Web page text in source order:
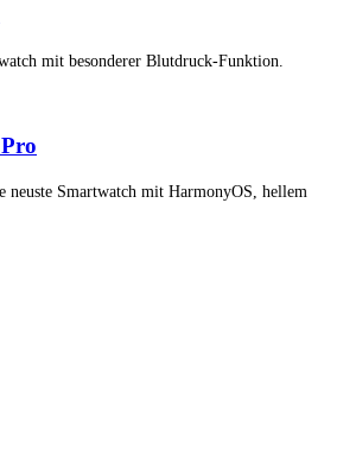
mit besonderer Blutdruck-Funktion.
neuste Smartwatch mit HarmonyOS, hellem